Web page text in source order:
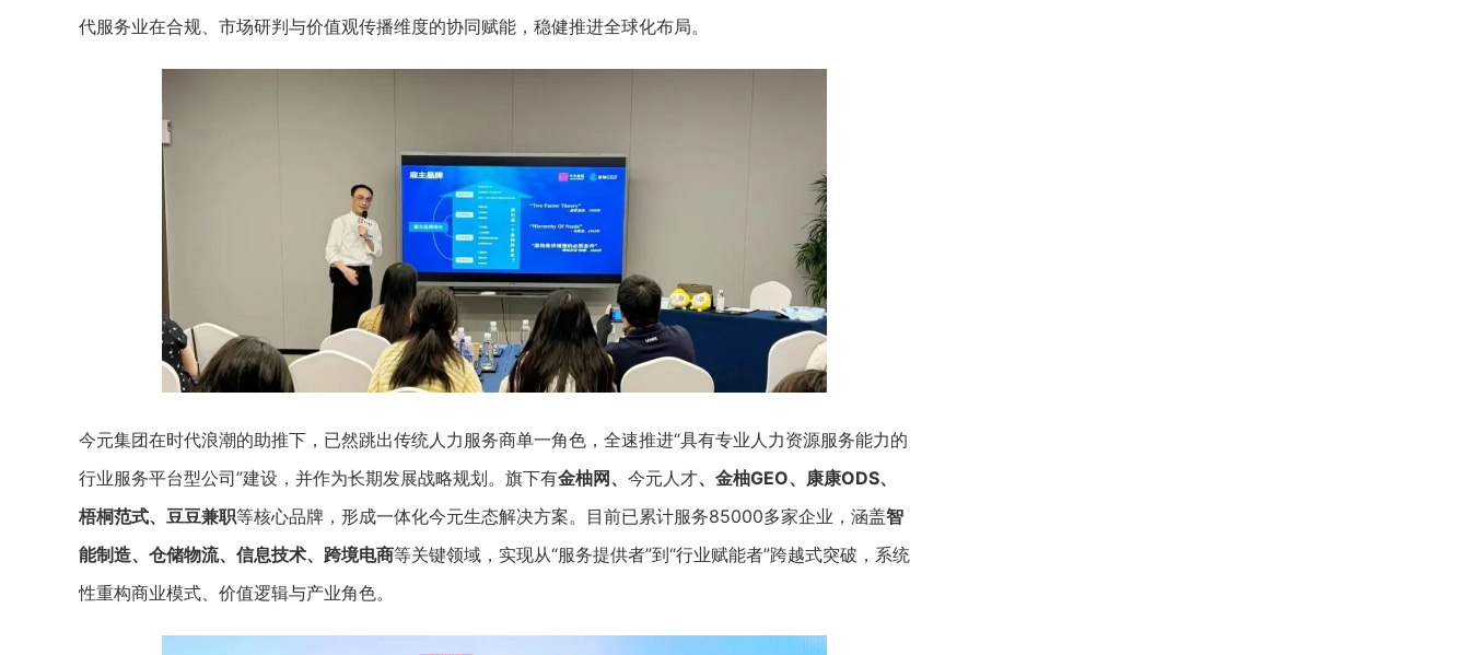
代服务业在合规、市场研判与价值观传播维度的协同赋能，稳健推进全球化布局。
今元集团在时代浪潮的助推下，已然跳出传统人力服务商单一角色，全速推进“具有专业人力资源服务能力的
行业服务平台型公司”建设，并作为长期发展战略规划。旗下有金柚网、 今元人才、金柚GEO、康康ODS、
梧桐范式、豆豆兼职等核心品牌，形成一体化今元生态解决方案。目前已累计服务85000多家企业，涵盖智
能制造、仓储物流、信息技术、跨境电商等关键领域，实现从“服务提供者”到“行业赋能者”跨越式突破，系统
性重构商业模式、价值逻辑与产业角色。